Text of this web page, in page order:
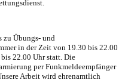
zu Übungs- und
in der Zeit von 19.30 bis 22.00
22.00 Uhr statt. Die
per Funkmeldeempfänger
Arbeit wird ehrenamtlich